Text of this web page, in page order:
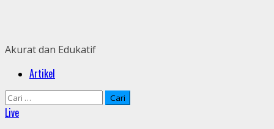
Akurat dan Edukatif
PrimaryArtikel
Cari
untuk:
Live